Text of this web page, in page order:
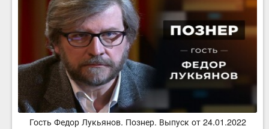
Гость Федор Лукьянов. Познер. Выпуск от 24.01.2022